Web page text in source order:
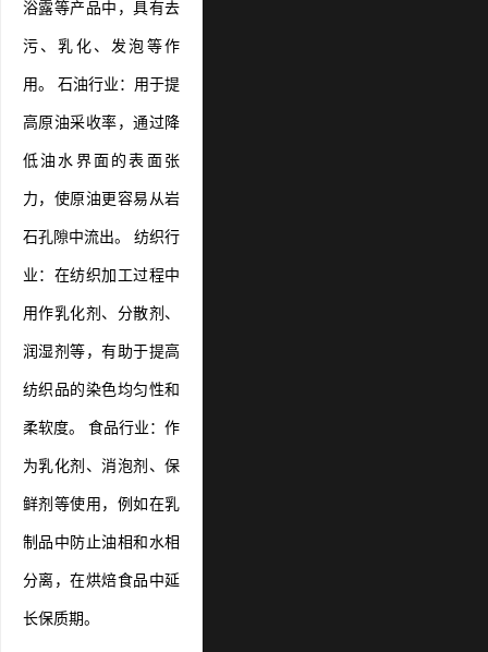
浴露等产品中，具有去
污、乳化、发泡等作
用。 石油行业：用于提
高原油采收率，通过降
低油水界面的表面张
力，使原油更容易从岩
石孔隙中流出。 纺织行
业：在纺织加工过程中
用作乳化剂、分散剂、
润湿剂等，有助于提高
纺织品的染色均匀性和
柔软度。 食品行业：作
为乳化剂、消泡剂、保
鲜剂等使用，例如在乳
制品中防止油相和水相
分离，在烘焙食品中延
长保质期。